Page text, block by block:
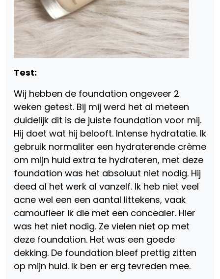
Test:
Wij hebben de foundation ongeveer 2
weken getest. Bij mij werd het al meteen
duidelijk dit is de juiste foundation voor mij.
Hij doet wat hij belooft. Intense hydratatie. Ik
gebruik normaliter een hydraterende crème
om mijn huid extra te hydrateren, met deze
foundation was het absoluut niet nodig. Hij
deed al het werk al vanzelf. Ik heb niet veel
acne wel een een aantal littekens, vaak
camoufleer ik die met een concealer. Hier
was het niet nodig. Ze vielen niet op met
deze foundation. Het was een goede
dekking. De foundation bleef prettig zitten
op mijn huid. Ik ben er erg tevreden mee.